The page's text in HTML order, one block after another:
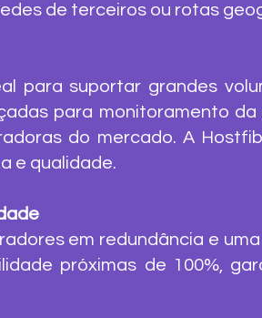
de terceiros ou rotas
para suportar grandes
para monitoramento
do mercado. A
e qualidade.
em redundância e
próximas de 100%,